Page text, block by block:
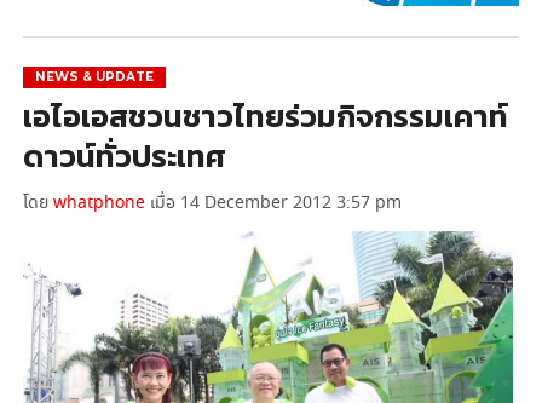
NEWS & UPDATE
เอไอเอสชวนชาวไทยร่วมกิจกรรมเคาท์
ดาวน์ทั่วประเทศ
โดยwhatphoneเมื่อ 14 December 2012 3:57 pm